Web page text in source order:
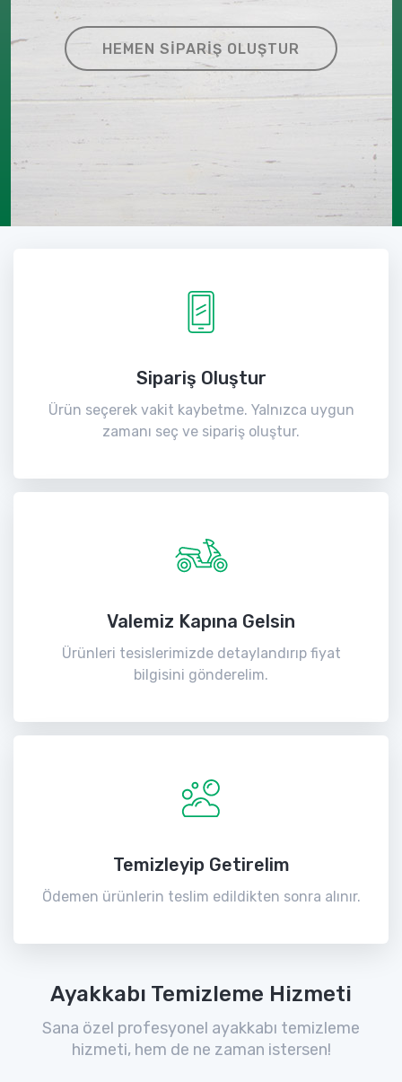
HEMEN SIPARIŞ OLUŞTUR
Sipariş Oluştur
Ürün seçerek vakit kaybetme. Yalnızca uygun
zamanı seç ve sipariş oluştur.
Valemiz Kapına Gelsin
Ürünleri tesislerimizde detaylandırıp fiyat
bilgisini gönderelim.
Temizleyip Getirelim
Ödemen ürünlerin teslim edildikten sonra alınır.
Ayakkabı Temizleme Hizmeti
Sana özel profesyonel ayakkabı temizleme
hizmeti, hem de ne zaman istersen!